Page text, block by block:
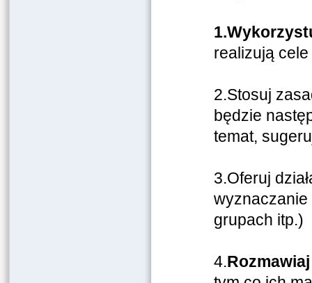
realizują
2.Stosuj
będzie
temat,
3.Oferuj
wyznaczanie
grupach itp.)
4.